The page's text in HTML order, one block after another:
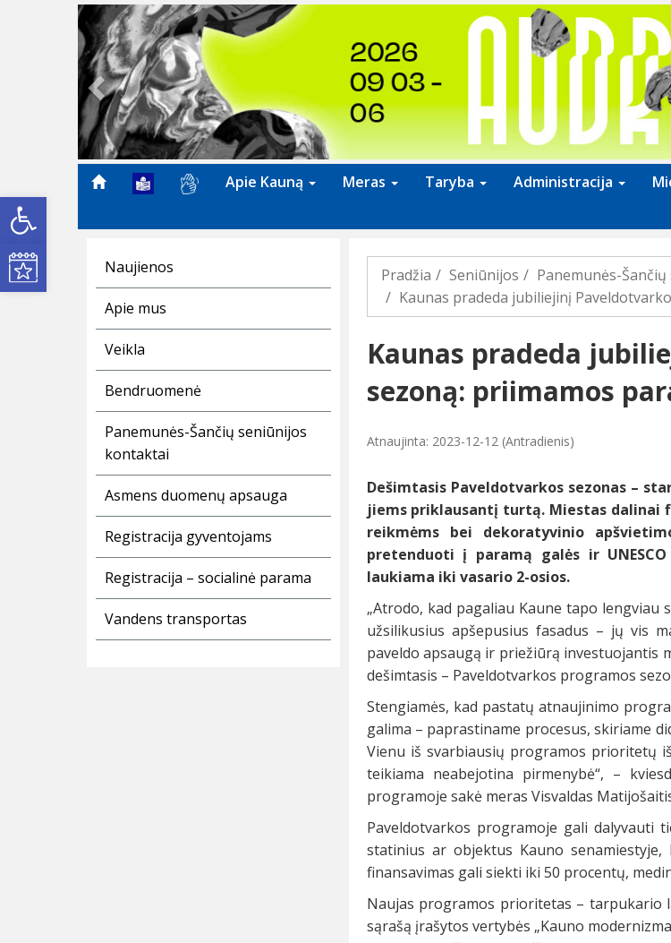
Open toolbar
Kultūros renginiai
Previous
Apie Kauną Meras Taryba Administracija
Naujienos
Apie mus
Veikla
Bendruomenė
Panemunės-Šančių seniūnijos
kontaktai
Asmens duomenų apsauga
Registracija gyventojams
Registracija – socialinė parama
Vandens transportas
Pradžia Seniūnijos
Panemunės-
Kaunas pradeda jubiliejinį
Kaunas pradeda
sezoną: priimamos
Atnaujinta: 2023-12-12 (Antradienis)
Dešimtasis Paveldotvarkos sezonas –
jiems priklausantį turtą. Miestas dalinai
reikmėms bei dekoratyvinio
pretenduoti į paramą galės ir
laukiama iki vasario 2-osios.
„Atrodo, kad pagaliau Kaune tapo
užsilikusius apšepusius fasadus – jų vis
paveldo apsaugą ir priežiūrą investuojantis
dešimtasis – Paveldotvarkos programos
Stengiamės, kad pastatų atnaujinimo
galima – paprastiname procesus, skiriame
Vienu iš svarbiausių programos prioritetų
teikiama neabejotina pirmenybė“, –
programoje sakė meras Visvaldas
Paveldotvarkos programoje gali dalyvauti
statinius ar objektus Kauno
finansavimas gali siekti iki 50 procentų,
Naujas programos prioritetas – tarpukario
sąrašą įrašytos vertybės „Kauno